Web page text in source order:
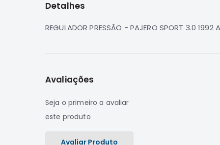
de
Detalhes
REGULADOR PRESSÃO - PAJERO SPORT 3.0
Avaliações
Seja o primeiro a avaliar
este produto
Avaliar Produto